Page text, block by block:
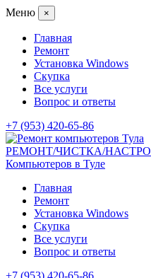
Меню ×
Главная
Ремонт
Установка Windows
Скупка
Все услуги
Вопрос и ответы
+7 (953) 420-65-86
РЕМОНТ/ЧИСТКА/
Компьютеров в Туле
Главная
Ремонт
Установка Windows
Скупка
Все услуги
Вопрос и ответы
+7 (953) 420-65-86